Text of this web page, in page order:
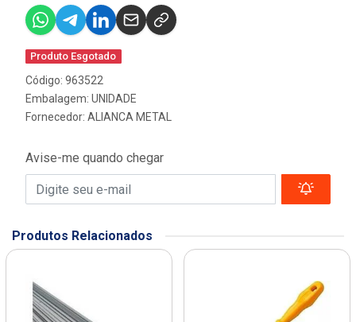
Produto Esgotado
Código: 963522
Embalagem: UNIDADE
Fornecedor: ALIANCA METAL
Avise-me quando chegar
Produtos Relacionados